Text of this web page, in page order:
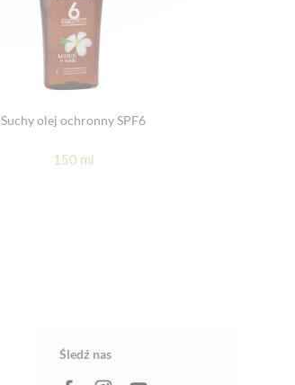
Suchy olej ochronny SPF6
150 ml
Śledź nas